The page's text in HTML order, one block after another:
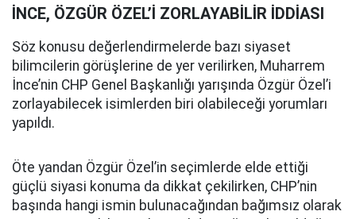
İNCE, ÖZGÜR ÖZEL’İ ZORLAYABİLİR İDDİASI
Söz konusu değerlendirmelerde bazı siyaset
bilimcilerin görüşlerine de yer verilirken, Muharrem
İnce’nin CHP Genel Başkanlığı yarışında Özgür Özel’i
zorlayabilecek isimlerden biri olabileceği yorumları
yapıldı.
Öte yandan Özgür Özel’in seçimlerde elde ettiği
güçlü siyasi konuma da dikkat çekilirken, CHP’nin
başında hangi ismin bulunacağından bağımsız olarak